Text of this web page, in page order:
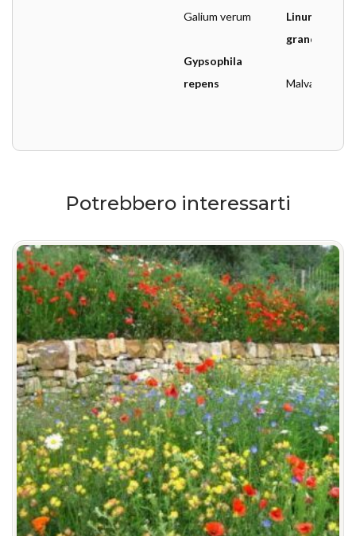
Galium verum
Gypsophila
repens
Linum
grandiflrum
Malva
Potrebbero interessarti